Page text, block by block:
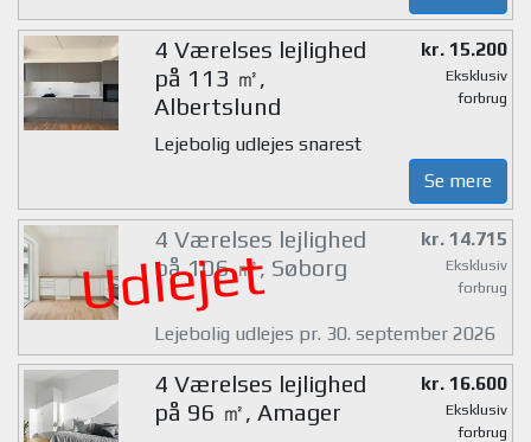
4 Værelses lejlighed
på 113 ㎡,
Albertslund
kr. 15.200
Eksklusiv
forbrug
Lejebolig udlejes snarest
Se mere
Udlejet
4 Værelses lejlighed
på 106 ㎡, Søborg
kr. 14.715
Eksklusiv
forbrug
Lejebolig udlejes pr. 30. september 2026
4 Værelses lejlighed
på 96 ㎡, Amager
kr. 16.600
Eksklusiv
forbrug